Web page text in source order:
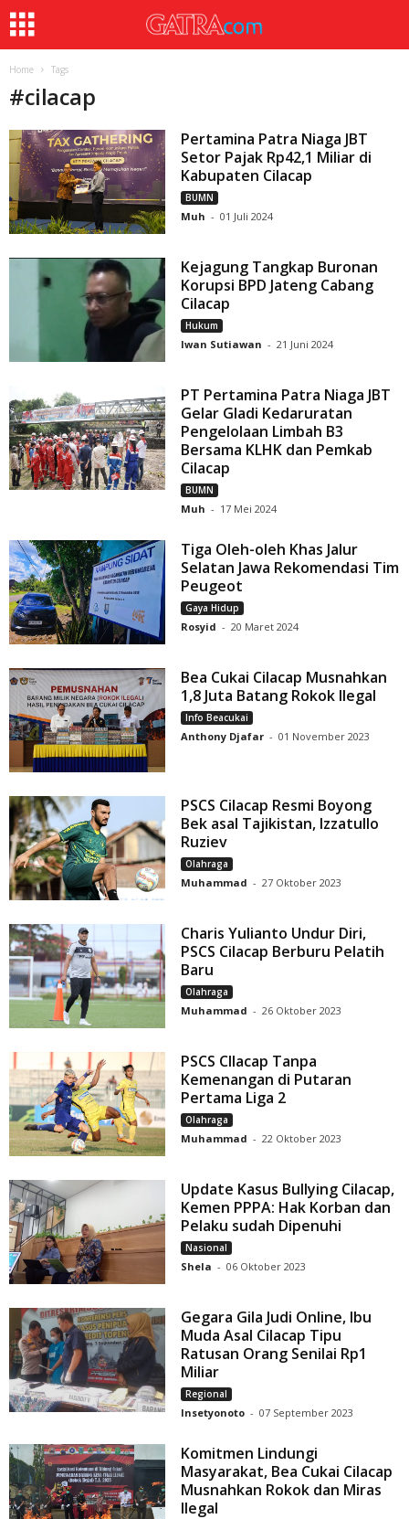
Home Tags
#cilacap
Pertamina Patra Niaga JBT
Setor Pajak Rp42,1 Miliar di
Kabupaten Cilacap
BUMN
Muh - 01 Juli 2024
Kejagung Tangkap Buronan
Korupsi BPD Jateng Cabang
Cilacap
Hukum
Iwan Sutiawan - 21 Juni 2024
PT Pertamina Patra Niaga JBT
Gelar Gladi Kedaruratan
Pengelolaan Limbah B3
Bersama KLHK dan Pemkab
Cilacap
BUMN
Muh - 17 Mei 2024
Tiga Oleh-oleh Khas Jalur
Selatan Jawa Rekomendasi Tim
Peugeot
Gaya Hidup
Rosyid - 20 Maret 2024
Bea Cukai Cilacap Musnahkan
1,8 Juta Batang Rokok Ilegal
Info Beacukai
Anthony Djafar - 01 November 2023
PSCS Cilacap Resmi Boyong
Bek asal Tajikistan, Izzatullo
Ruziev
Olahraga
Muhammad - 27 Oktober 2023
Charis Yulianto Undur Diri,
PSCS Cilacap Berburu Pelatih
Baru
Olahraga
Muhammad - 26 Oktober 2023
PSCS CIlacap Tanpa
Kemenangan di Putaran
Pertama Liga 2
Olahraga
Muhammad - 22 Oktober 2023
Update Kasus Bullying Cilacap,
Kemen PPPA: Hak Korban dan
Pelaku sudah Dipenuhi
Nasional
Shela - 06 Oktober 2023
Gegara Gila Judi Online, Ibu
Muda Asal Cilacap Tipu
Ratusan Orang Senilai Rp1
Miliar
Regional
Insetyonoto - 07 September 2023
Komitmen Lindungi
Masyarakat, Bea Cukai Cilacap
Musnahkan Rokok dan Miras
Ilegal